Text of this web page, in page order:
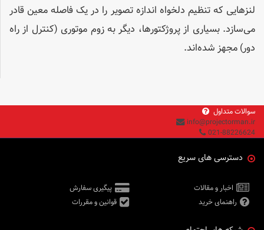
لنزهایی که تنظیم دلخواه اندازه تصویر را در یک فاصله معین قادر
می‌سازد. بسیاری از پروژکتورها، دیگر به زوم موتوری (کنترل از راه
دور) مجهز شده‌اند.
سوالات متداول
info@projectorman.ir
021-88226624
دسترسی های سریع
اخبار و مقالات
پیگیری سفارش
راهنمای خرید
قوانین و مقررات